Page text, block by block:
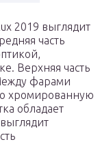
2019 выглядит
часть
Верхняя часть
фарами
хромированную
обладает